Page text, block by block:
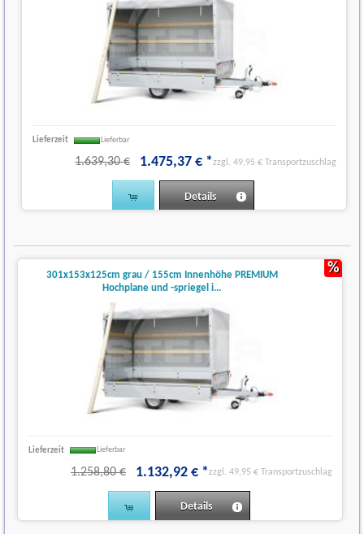
Lieferzeit Lieferbar
1.639,30 € 1.475,37 € *zzgl. 49,95 € Transportzuschlag
Details
301x153x125cm grau / 155cm Innenhöhe PREMIUM
Hochplane und -spriegel i...
Lieferzeit Lieferbar
1.258,80 € 1.132,92 € *zzgl. 49,95 € Transportzuschlag
Details
%